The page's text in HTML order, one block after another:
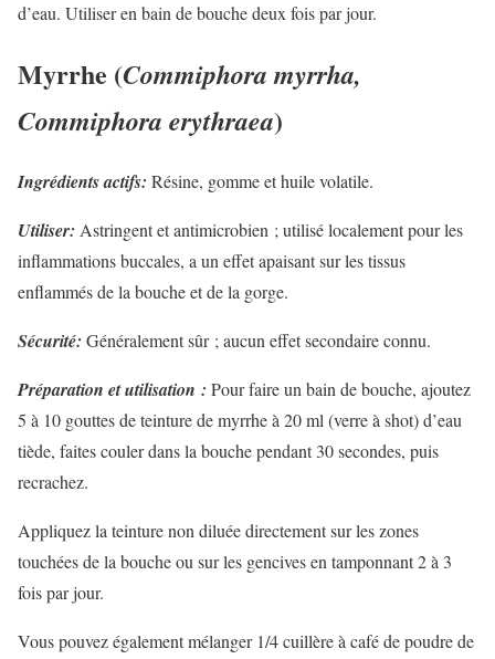
d’eau. Utiliser en bain de bouche deux fois par jour.
Myrrhe (Commiphora myrrha,
Commiphora erythraea)
Ingrédients actifs: Résine, gomme et huile volatile.
Utiliser: Astringent et antimicrobien ; utilisé localement pour les
inflammations buccales, a un effet apaisant sur les tissus
enflammés de la bouche et de la gorge.
Sécurité: Généralement sûr ; aucun effet secondaire connu.
Préparation et utilisation : Pour faire un bain de bouche, ajoutez
5 à 10 gouttes de teinture de myrrhe à 20 ml (verre à shot) d’eau
tiède, faites couler dans la bouche pendant 30 secondes, puis
recrachez.
Appliquez la teinture non diluée directement sur les zones
touchées de la bouche ou sur les gencives en tamponnant 2 à 3
fois par jour.
Vous pouvez également mélanger 1/4 cuillère à café de poudre de